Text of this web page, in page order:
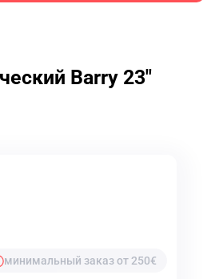
Barry 23"
минимальный заказ от 250€